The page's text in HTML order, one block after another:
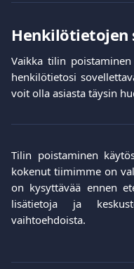
Henkilötietojen
Vaikka tilin
henkilötietosi
voit olla asiasta täysin
Tilin poistaminen
kokenut tiimimme on
on kysyttävää ennen
lisätietoja ja
vaihtoehdoista.